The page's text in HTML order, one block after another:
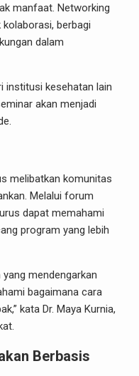
manfaat. Networking
berbagi
dalam
institusi kesehatan lain
akan menjadi
melibatkan komunitas
Melalui forum
dapat memahami
program yang lebih
mendengarkan
bagaimana cara
kata Dr. Maya Kurnia,
Berbasis